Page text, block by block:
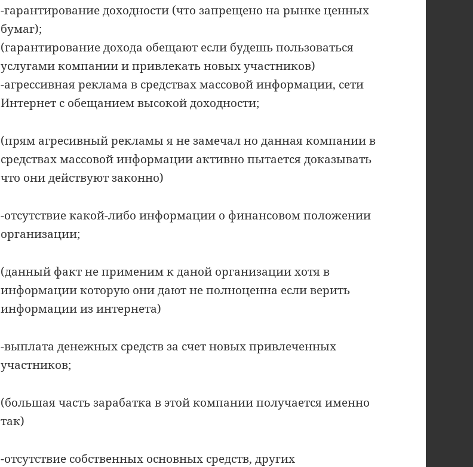
-гарантирование доходности (что запрещено на рынке ценных
бумаг);
(гарантирование дохода обещают если будешь пользоваться
услугами компании и привлекать новых участников)
-агрессивная реклама в средствах массовой информации, сети
Интернет с обещанием высокой доходности;
(прям агресивный рекламы я не замечал но данная компании в
средствах массовой информации активно пытается доказывать
что они действуют законно)
-отсутствие какой-либо информации о финансовом положении
организации;
(данный факт не применим к даной организации хотя в
информации которую они дают не полноценна если верить
информации из интернета)
-выплата денежных средств за счет новых привлеченных
участников;
(большая часть зарабатка в этой компании получается именно
так)
-отсутствие собственных основных средств, других